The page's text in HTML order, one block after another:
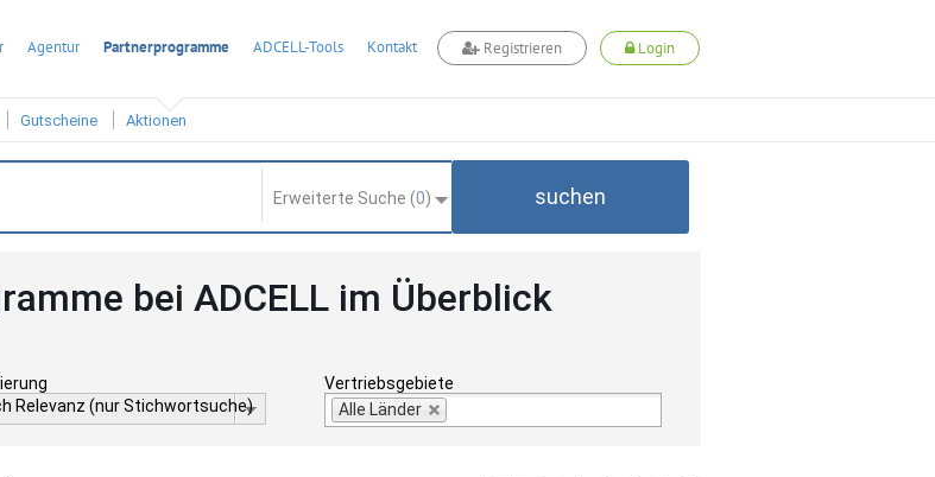
Agentur Partnerprogramme ADCELL-Tools Kontakt Registrieren Login
Gutscheine Aktionen
Erweiterte Suche (0) suchen
bei ADCELL im Überblick
Relevanz (nur Stichwortsuche)
Vertriebsgebiete
Alle Länder